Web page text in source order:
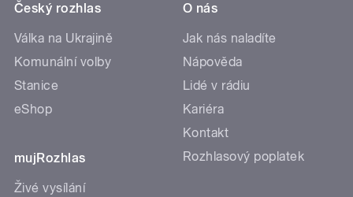
Český rozhlas
Válka na Ukrajině
Komunální volby
Stanice
eShop
mujRozhlas
Živé vysílání
O nás
Jak nás naladíte
Nápověda
Lidé v rádiu
Kariéra
Kontakt
Rozhlasový poplatek